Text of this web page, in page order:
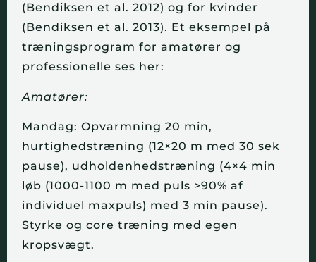
(Bendiksen et al. 2012) og for kvinder
(Bendiksen et al. 2013). Et eksempel på
træningsprogram for amatører og
professionelle ses her:
Amatører:
Mandag: Opvarmning 20 min,
hurtighedstræning (12×20 m med 30 sek
pause), udholdenhedstræning (4×4 min
løb (1000-1100 m med puls >90% af
individuel maxpuls) med 3 min pause).
Styrke og core træning med egen
kropsvægt.